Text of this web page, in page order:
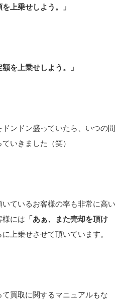
上乗せしよう。」
を上乗せしよう。」
ンドン盛っていたら、いつの間
いきました（笑）
ているお客様の率も非常に高い
様には 「あぁ、また売却を頂け
上乗せさせて頂いています。
買取に関するマニュアルもな